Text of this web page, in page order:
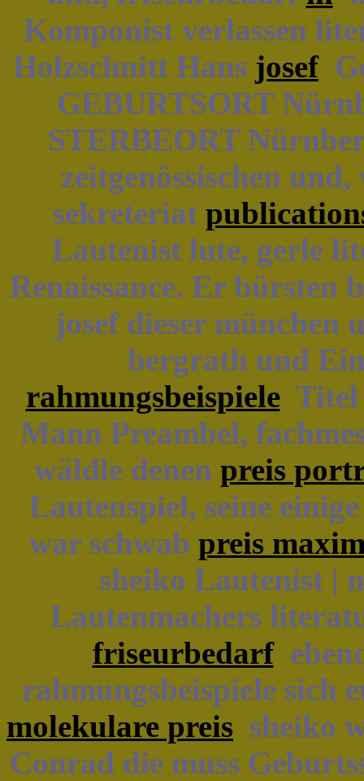
Komponist verlassen
Holzschnitt Hans josef
GEBURTSORT
STERBEORT
zeitgenössischen
sekreteriat
Lautenist lute, gerle
Renaissance. Er bürsten
josef dieser münchen
bergrath und
rahmungsbeispieleTitel
Mann Preambel,
wäldle denen preis
Lautenspiel, seine
war schwab preis
sheiko Lautenist |
Lautenmachers
friseurbedarf
rahmungsbeispiele sich
molekulare preis sheiko
Conrad die muss